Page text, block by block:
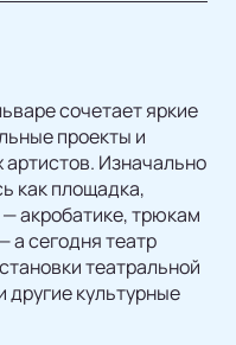
сочетает яркие
проекты и
Изначально
как площадка,
акробатике, трюкам
а сегодня театр
театральной
культурные